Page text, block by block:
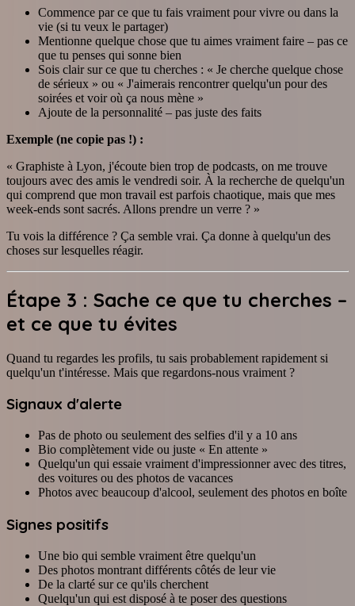
Commence par ce que tu fais vraiment pour vivre ou dans la
vie (si tu veux le partager)
Mentionne quelque chose que tu aimes vraiment faire – pas ce
que tu penses qui sonne bien
Sois clair sur ce que tu cherches : « Je cherche quelque chose
de sérieux » ou « J'aimerais rencontrer quelqu'un pour des
soirées et voir où ça nous mène »
Ajoute de la personnalité – pas juste des faits
Exemple (ne copie pas !) :
« Graphiste à Lyon, j'écoute bien trop de podcasts, on me trouve
toujours avec des amis le vendredi soir. À la recherche de quelqu'un
qui comprend que mon travail est parfois chaotique, mais que mes
week-ends sont sacrés. Allons prendre un verre ? »
Tu vois la différence ? Ça semble vrai. Ça donne à quelqu'un des
choses sur lesquelles réagir.
Étape 3 : Sache ce que tu cherches –
et ce que tu évites
Quand tu regardes les profils, tu sais probablement rapidement si
quelqu'un t'intéresse. Mais que regardons-nous vraiment ?
Signaux d'alerte
Pas de photo ou seulement des selfies d'il y a 10 ans
Bio complètement vide ou juste « En attente »
Quelqu'un qui essaie vraiment d'impressionner avec des titres,
des voitures ou des photos de vacances
Photos avec beaucoup d'alcool, seulement des photos en boîte
Signes positifs
Une bio qui semble vraiment être quelqu'un
Des photos montrant différents côtés de leur vie
De la clarté sur ce qu'ils cherchent
Quelqu'un qui est disposé à te poser des questions